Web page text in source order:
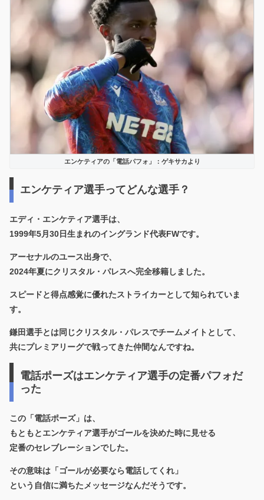
エンケティアの「電話パフォ」：ゲキサカより
エンケティア選手ってどんな選手？
エディ・エンケティア選手は、
1999年5月30日生まれのイングランド代表FWです。
アーセナルのユース出身で、
2024年夏にクリスタル・パレスへ完全移籍しました。
スピードと得点感覚に優れたストライカーとして知られていま
す。
鎌田選手とは同じクリスタル・パレスでチームメイトとして、
共にプレミアリーグで戦ってきた仲間なんですね。
電話ポーズはエンケティア選手の定番パフォだ
った
この「電話ポーズ」は、
もともとエンケティア選手がゴールを決めた時に見せる
定番のセレブレーションでした。
その意味は「ゴールが必要なら電話してくれ」
という自信に満ちたメッセージなんだそうです。